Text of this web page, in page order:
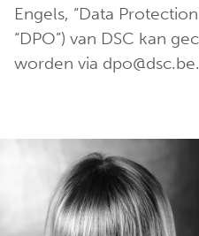
Engels, “Data
“DPO”) van DSC kan
worden via dpo@dsc.be.